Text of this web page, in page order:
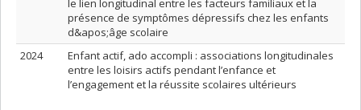
le lien longitudinal entre les facteurs familiaux et la
présence de symptômes dépressifs chez les enfants
d&apos;âge scolaire
2024
Enfant actif, ado accompli : associations longitudinales
entre les loisirs actifs pendant l’enfance et
l’engagement et la réussite scolaires ultérieurs